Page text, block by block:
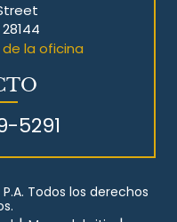
de la oficina
5291
Todos los derechos